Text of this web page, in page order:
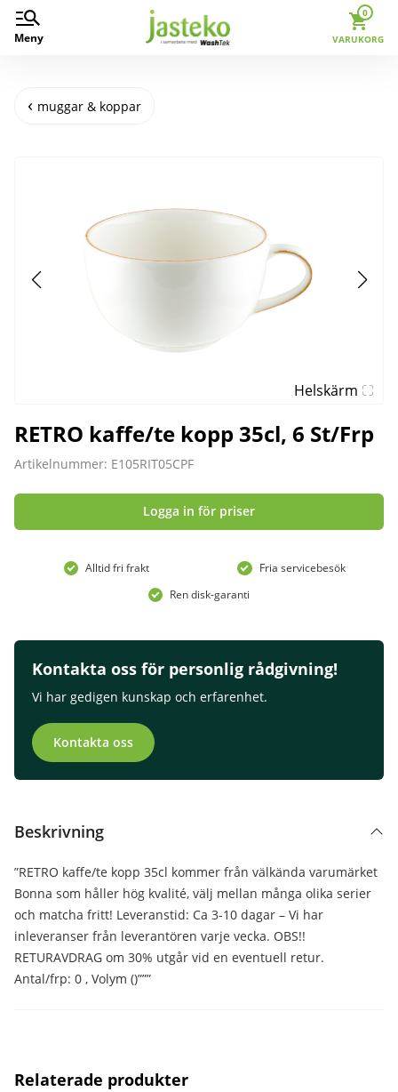
Meny
0
VARUKORG
muggar & koppar
Helskärm
RETRO kaffe/te kopp 35cl, 6 St/Frp
Artikelnummer: E105RIT05CPF
Logga in för priser
Alltid fri frakt
Fria servicebesök
Ren disk-garanti
Kontakta oss för personlig rådgivning!
Vi har gedigen kunskap och erfarenhet.
Kontakta oss
Beskrivning
”RETRO kaffe/te kopp 35cl kommer från välkända varumärket
Bonna som håller hög kvalité, välj mellan många olika serier
och matcha fritt! Leveranstid: Ca 3-10 dagar – Vi har
inleveranser från leverantören varje vecka. OBS!!
RETURAVDRAG om 30% utgår vid en eventuell retur.
Antal/frp: 0 , Volym ()”””
Relaterade produkter